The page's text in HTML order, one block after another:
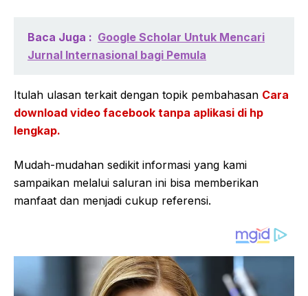
Baca Juga : Google Scholar Untuk Mencari
Jurnal Internasional bagi Pemula
Itulah ulasan terkait dengan topik pembahasan Cara
download video facebook tanpa aplikasi di hp
lengkap.
Mudah-mudahan sedikit informasi yang kami
sampaikan melalui saluran ini bisa memberikan
manfaat dan menjadi cukup referensi.